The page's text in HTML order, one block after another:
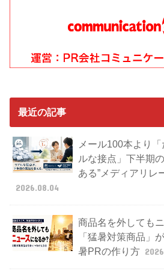
最近の記事
メール100本より
ルな接点」下半期
ある”メディアリレ
2026.08.04
商品名を外しても
「猛暑対策商品」
暑PRの作り方